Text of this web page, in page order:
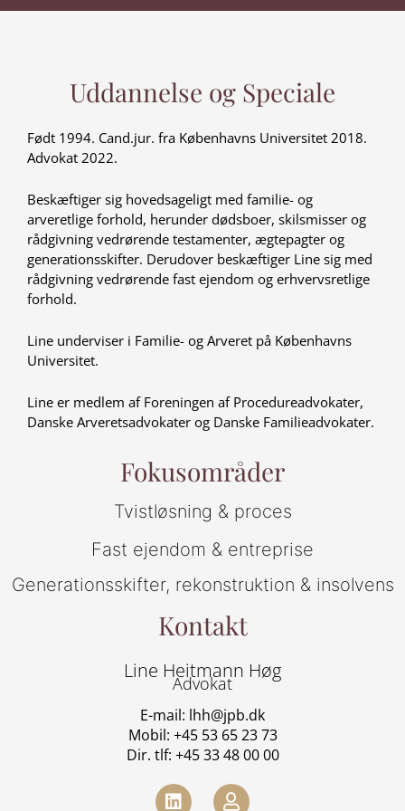
Uddannelse og Speciale
Født 1994. Cand.jur. fra Københavns Universitet 2018.
Advokat 2022.
Beskæftiger sig hovedsageligt med familie- og
arveretlige forhold, herunder dødsboer, skilsmisser og
rådgivning vedrørende testamenter, ægtepagter og
generationsskifter. Derudover beskæftiger Line sig med
rådgivning vedrørende fast ejendom og erhvervsretlige
forhold.
Line underviser i Familie- og Arveret på Københavns
Universitet.
Line er medlem af Foreningen af Procedureadvokater,
Danske Arveretsadvokater og Danske Familieadvokater.
Fokusområder
Tvistløsning & proces
Fast ejendom & entreprise
Generationsskifter, rekonstruktion & insolvens
Kontakt
Line Heitmann Høg
Advokat
E-mail: lhh@jpb.dk
Mobil: +45 53 65 23 73
Dir. tlf: +45 33 48 00 00